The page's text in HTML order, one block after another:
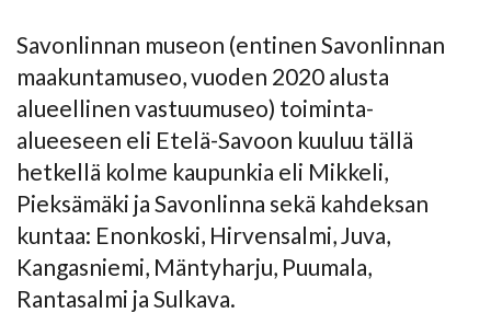
Savonlinnan museon (entinen Savonlinnan
maakuntamuseo, vuoden 2020 alusta
alueellinen vastuumuseo) toiminta-
alueeseen eli Etelä-Savoon kuuluu tällä
hetkellä kolme kaupunkia eli Mikkeli,
Pieksämäki ja Savonlinna sekä kahdeksan
kuntaa: Enonkoski, Hirvensalmi, Juva,
Kangasniemi, Mäntyharju, Puumala,
Rantasalmi ja Sulkava.